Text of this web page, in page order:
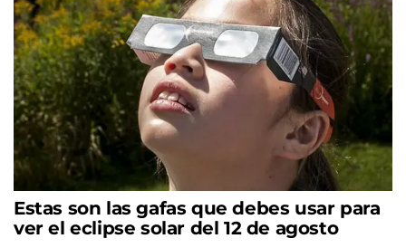
Estas son las gafas que debes usar para
ver el eclipse solar del 12 de agosto